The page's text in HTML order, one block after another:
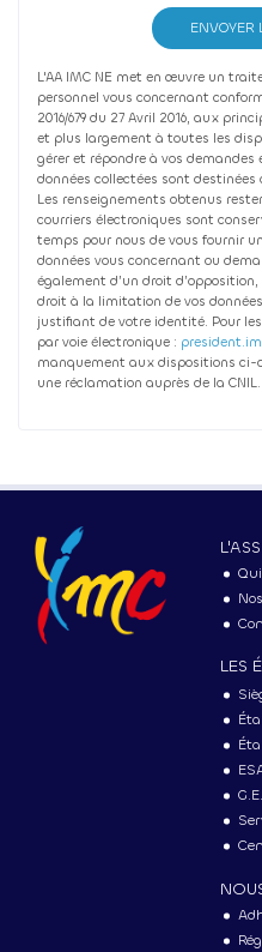
ENVOYER
L'AA IMC NE met en œuvre un
personnel vous concernant
2016/679 du 27 Avril 2016, aux
et plus largement à toutes les
gérer et répondre à vos
données collectées sont destinées
Les renseignements obtenus
courriers électroniques sont
temps pour nous de vous fournir
données vous concernant ou
également d’un droit
droit à la limitation de vos
justifiant de votre identité. Pour
par voie électronique :
manquement aux dispositions ci-
une réclamation auprès de la CNIL.
LES